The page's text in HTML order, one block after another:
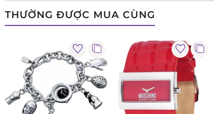
THƯỜNG ĐƯỢC MUA CÙNG